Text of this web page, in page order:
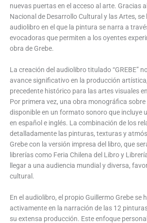
nuevas puertas en el acceso al arte. Gracias
Nacional de Desarrollo Cultural y las Artes,
audiolibro en el que la pintura se narra a
evocadoras que permiten a los oyentes
obra de Grebe.
La creación del audiolibro titulado “GREBE”
avance significativo en la producción
precedente histórico para las artes visuales
Por primera vez, una obra monográfica
disponible en un formato sonoro que incluye
en español e inglés. La combinación de los
detalladamente las pinturas, texturas y
Grebe con la versión impresa del libro, que
librerías como Feria Chilena del Libro y
llegar a una audiencia mundial y diversa,
cultural.
En el audiolibro, el propio Guillermo Grebe se
activamente en la narración de las 12
su extensa producción. Este enfoque